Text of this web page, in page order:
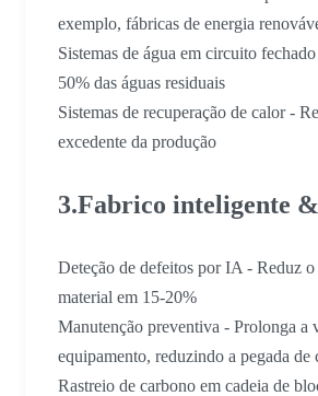
exemplo, fábricas de energia
Sistemas de água em circuito
50% das águas residuais
Sistemas de recuperação de calor -
excedente da produção
3.Fabrico inteligente
Deteção de defeitos por IA - Reduz
material em 15-20%
Manutenção preventiva - Prolonga a
equipamento, reduzindo a pegada de
Rastreio de carbono em cadeia de